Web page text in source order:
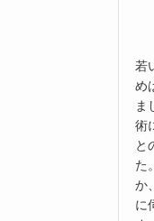
若
め
ま
術
と
た
か
に